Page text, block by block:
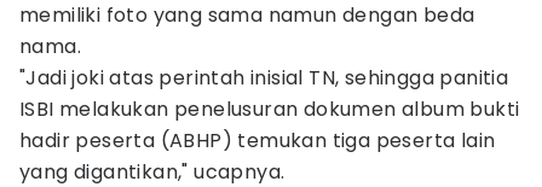
memiliki foto yang sama namun dengan beda
nama.
"Jadi joki atas perintah inisial TN, sehingga panitia
ISBI melakukan penelusuran dokumen album bukti
hadir peserta (ABHP) temukan tiga peserta lain
yang digantikan," ucapnya.